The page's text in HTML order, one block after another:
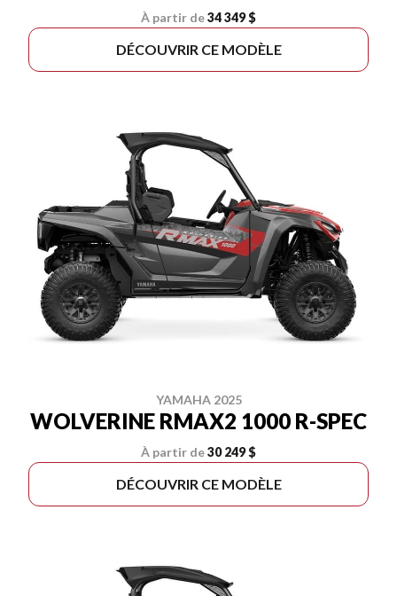
À partir de34 349 $
DÉCOUVRIR CE MODÈLE
YAMAHA 2025
WOLVERINE RMAX2 1000 R-SPEC
À partir de30 249 $
DÉCOUVRIR CE MODÈLE